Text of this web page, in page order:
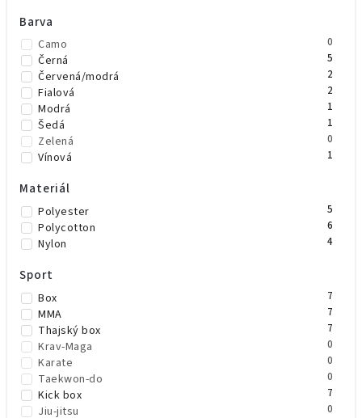
Barva
Camo 0
Černá 5
Červená/modrá 2
Fialová 2
Modrá 1
Šedá 1
Zelená 0
Vínová 1
Materiál
Polyester 5
Polycotton 6
Nylon 4
Sport
Box 7
MMA 7
Thajský box 7
Krav-Maga 0
Karate 0
Taekwon-do 0
Kick box 7
Jiu-jitsu 0